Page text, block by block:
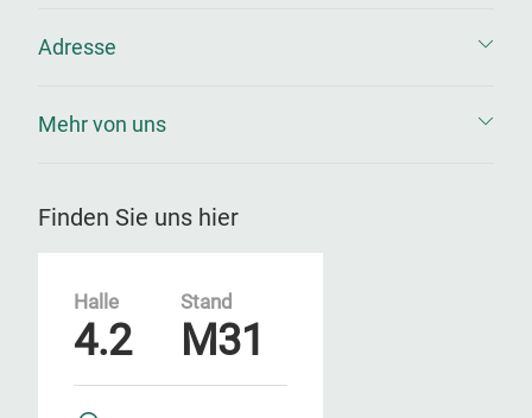
Adresse
Mehr von uns
Finden Sie uns hier
Halle
4.2
Stand
M31